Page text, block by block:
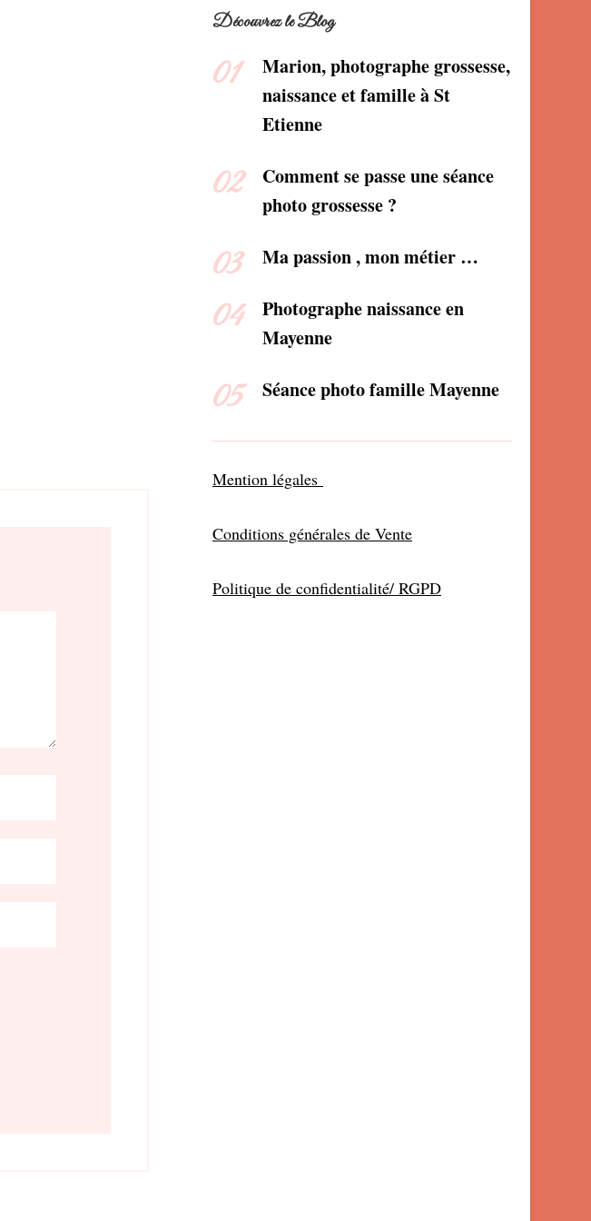
Découvrez le Blog
Marion, photographe grossesse,
naissance et famille à St
Etienne
Comment se passe une séance
photo grossesse ?
Ma passion , mon métier …
Photographe naissance en
Mayenne
Séance photo famille Mayenne
Mention légales
Conditions générales de Vente
Politique de confidentialité/ RGPD